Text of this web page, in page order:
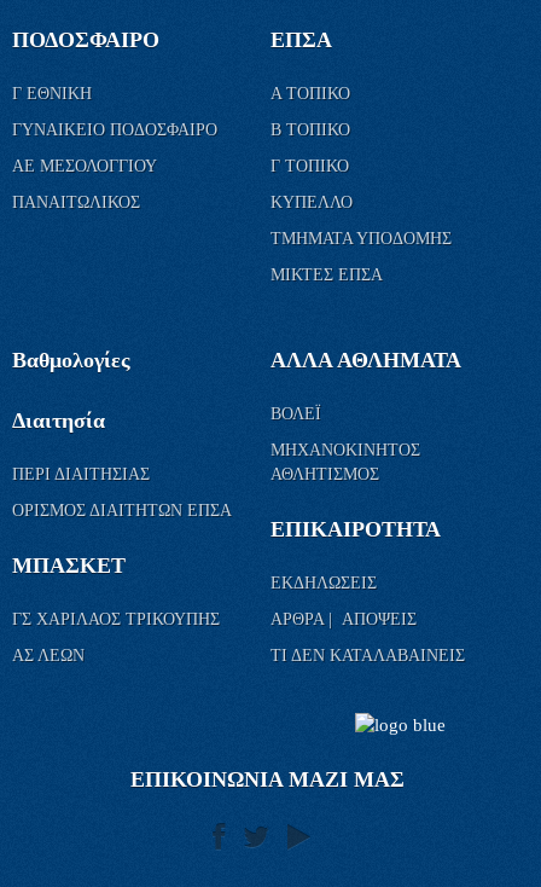
ΠΟΔΟΣΦΑΙΡΟ
Γ ΕΘΝΙΚΗ
ΓΥΝΑΙΚΕΙΟ ΠΟΔΟΣΦΑΙΡΟ
ΑΕ ΜΕΣΟΛΟΓΓΙΟΥ
ΠΑΝΑΙΤΩΛΙΚΟΣ
ΕΠΣΑ
Α ΤΟΠΙΚΟ
Β ΤΟΠΙΚΟ
Γ ΤΟΠΙΚΟ
ΚΥΠΕΛΛΟ
ΤΜΗΜΑΤΑ ΥΠΟΔΟΜΗΣ
ΜΙΚΤΕΣ ΕΠΣΑ
Βαθμολογίες
Διαιτησία
ΠΕΡΙ ΔΙΑΙΤΗΣΙΑΣ
ΟΡΙΣΜΟΣ ΔΙΑΙΤΗΤΩΝ ΕΠΣΑ
ΜΠΑΣΚΕΤ
ΓΣ ΧΑΡΙΛΑΟΣ ΤΡΙΚΟΥΠΗΣ
ΑΣ ΛΕΩΝ
ΑΛΛΑ ΑΘΛΗΜΑΤΑ
ΒΟΛΕΪ
ΜΗΧΑΝΟΚΙΝΗΤΟΣ
ΑΘΛΗΤΙΣΜΟΣ
ΕΠΙΚΑΙΡΟΤΗΤΑ
ΕΚΔΗΛΩΣΕΙΣ
ΑΡΘΡΑ | ΑΠΟΨΕΙΣ
ΤΙ ΔΕΝ ΚΑΤΑΛΑΒΑΙΝΕΙΣ
ΕΠΙΚΟΙΝΩΝΙΑ ΜΑΖΙ ΜΑΣ